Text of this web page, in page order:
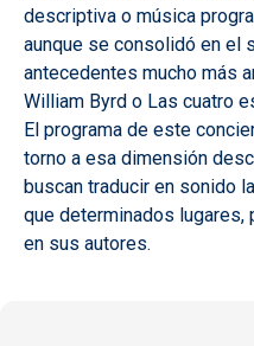
descriptiva o música
aunque se consolidó en el
antecedentes mucho más
William Byrd o Las cuatro
El programa de este
torno a esa dimensión
buscan traducir en sonido
que determinados lugares,
en sus autores.